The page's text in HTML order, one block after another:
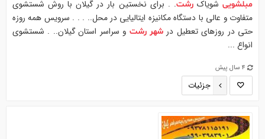
مبلشوییشویاک رشت. . برای نخستین بار در گیلان با روش شستشوی
متفاوت و عالی با دستگاه مکانیزه ایتالیایی در محل.. . . . سرویس همه روزه
حتی در روزهای تعطیل درشهر رشت و سراسر استان گیلان.. . شستشوی
انواع ...
4 سال پیش
جزئیات